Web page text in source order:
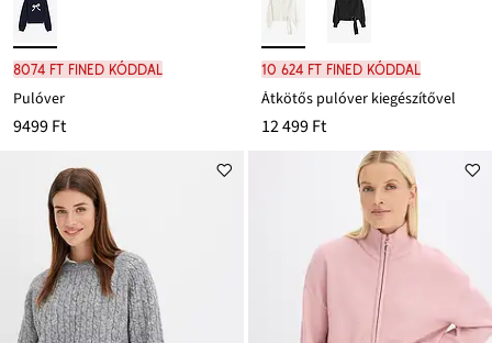
8074 Ft FINED kóddal
Pulóver
9499 Ft
10 624 Ft FINED kóddal
Átkötős pulóver kiegészítővel
12 499 Ft